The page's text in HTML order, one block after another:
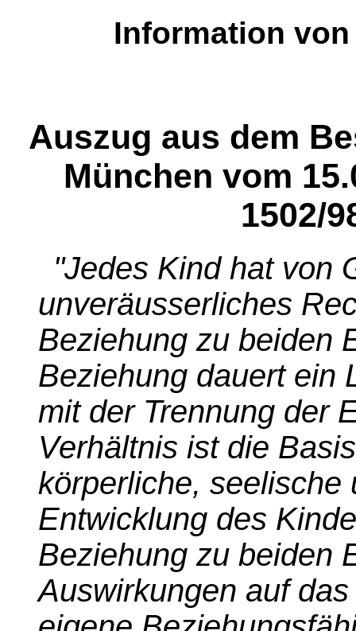
Information
Auszug aus dem
München vom
1502/
"Jedes Kind hat von
unveräusserliches
Beziehung zu beiden
Beziehung dauert ein
mit der Trennung der
Verhältnis ist die
körperliche, seelische
Entwicklung des
Beziehung zu beiden
Auswirkungen auf